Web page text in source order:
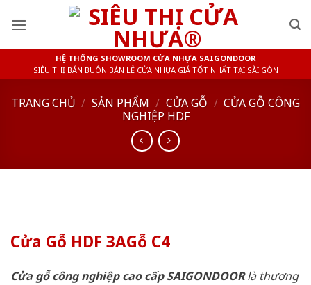
HỆ THỐNG SHOWROOM CỬA NHỰA SAIGONDOOR
SIÊU THỊ BÁN BUÔN BÁN LẺ CỬA NHỰA GIÁ TỐT NHẤT TẠI SÀI GÒN
TRANG CHỦ / SẢN PHẨM / CỬA GỖ / CỬA GỖ CÔNG
NGHIỆP HDF
Cửa Gỗ HDF 3AGỗ C4
Cửa gỗ công nghiệp cao cấp SAIGONDOORlà thương